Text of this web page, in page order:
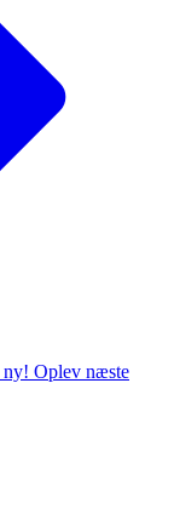
ny! Oplev næste